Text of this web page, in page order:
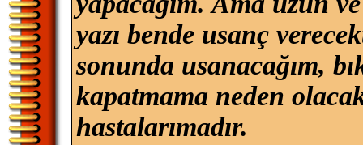
yazı bende usanç
sonunda usanacağım,
kapatmama neden
hastalarımadır.